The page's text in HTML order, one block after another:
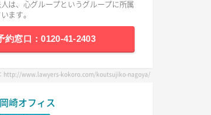
は、心グループというグループに所属
ます。
約窓口：0120-41-2403
http://www.lawyers-kokoro.com/koutsujiko-nagoya/
崎オフィス